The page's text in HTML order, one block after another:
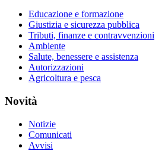
Educazione e formazione
Giustizia e sicurezza pubblica
Tributi, finanze e contravvenzioni
Ambiente
Salute, benessere e assistenza
Autorizzazioni
Agricoltura e pesca
Novità
Notizie
Comunicati
Avvisi